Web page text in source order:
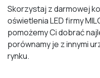
Skorzystaj z darmowej
oświetlenia LED firmy
pomożemy Ci dobrać
porównamy je z innymi
rynku.